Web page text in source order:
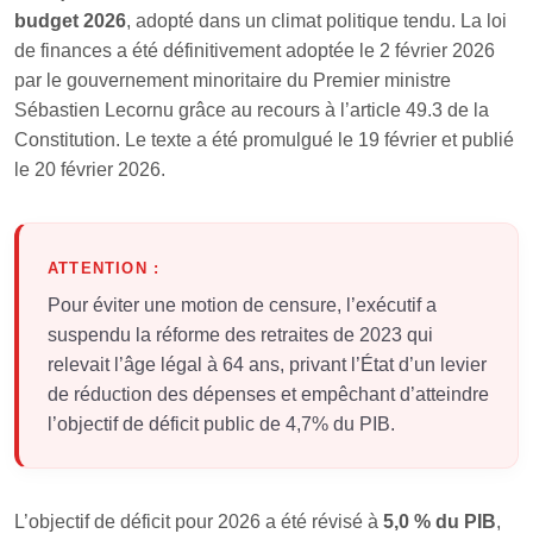
budget 2026, adopté dans un climat politique tendu. La loi
de finances a été définitivement adoptée le 2 février 2026
par le gouvernement minoritaire du Premier ministre
Sébastien Lecornu grâce au recours à l’article 49.3 de la
Constitution. Le texte a été promulgué le 19 février et publié
le 20 février 2026.
ATTENTION :
Pour éviter une motion de censure, l’exécutif a
suspendu la réforme des retraites de 2023 qui
relevait l’âge légal à 64 ans, privant l’État d’un levier
de réduction des dépenses et empêchant d’atteindre
l’objectif de déficit public de 4,7% du PIB.
L’objectif de déficit pour 2026 a été révisé à 5,0 % du PIB,